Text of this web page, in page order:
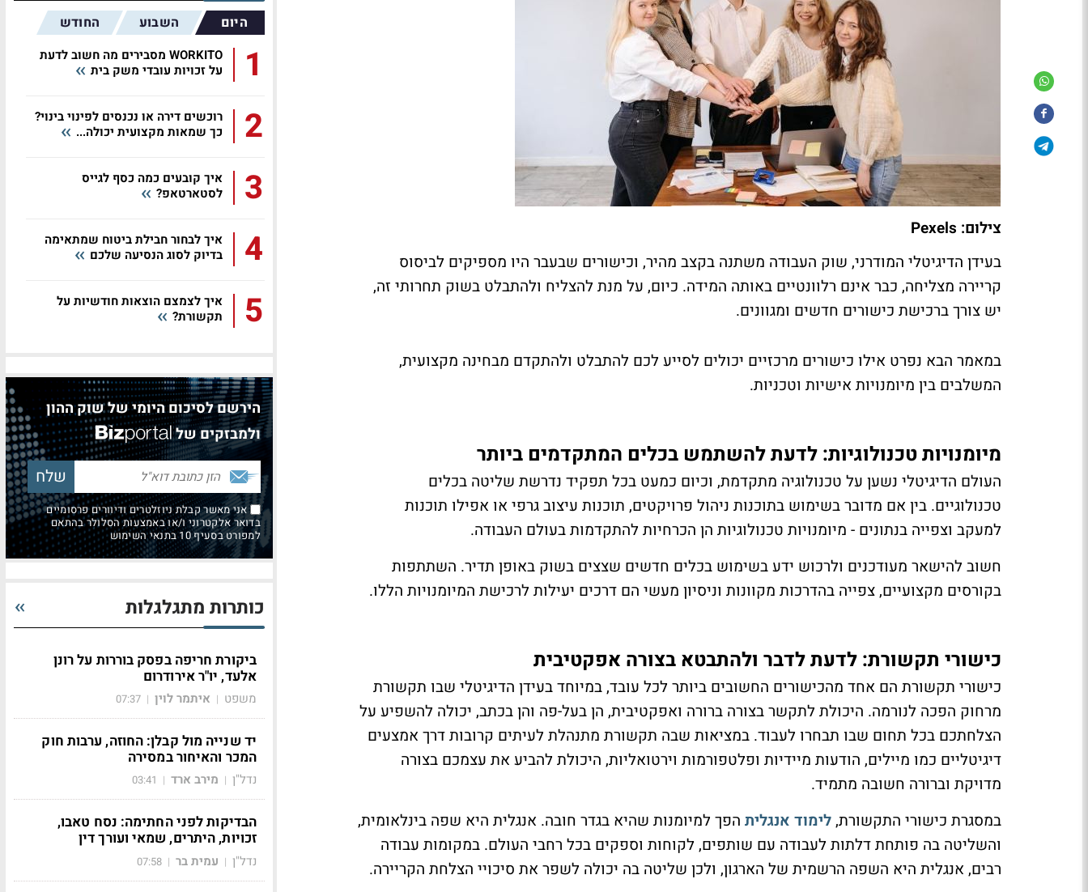
צילום: Pexels
בעידן הדיגיטלי המודרני, שוק העבודה משתנה בקצב מהיר, וכישורים שבעבר היו מספיקים לביסוס
קריירה מצליחה, כבר אינם רלוונטיים באותה המידה. כיום, על מנת להצליח ולהתבלט בשוק תחרותי זה,
יש צורך ברכישת כישורים חדשים ומגוונים.
במאמר הבא נפרט אילו כישורים מרכזיים יכולים לסייע לכם להתבלט ולהתקדם מבחינה מקצועית,
המשלבים בין מיומנויות אישיות וטכניות.
מיומנויות טכנולוגיות: לדעת להשתמש בכלים המתקדמים ביותר
העולם הדיגיטלי נשען על טכנולוגיה מתקדמת, וכיום כמעט בכל תפקיד נדרשת שליטה בכלים
טכנולוגיים. בין אם מדובר בשימוש בתוכנות ניהול פרויקטים, תוכנות עיצוב גרפי או אפילו תוכנות
למעקב וצפייה בנתונים - מיומנויות טכנולוגיות הן הכרחיות להתקדמות בעולם העבודה.
חשוב להישאר מעודכנים ולרכוש ידע בשימוש בכלים חדשים שצצים בשוק באופן תדיר. השתתפות
בקורסים מקצועיים, צפייה בהדרכות מקוונות וניסיון מעשי הם דרכים יעילות לרכישת המיומנויות הללו.
כישורי תקשורת: לדעת לדבר ולהתבטא בצורה אפקטיבית
כישורי תקשורת הם אחד מהכישורים החשובים ביותר לכל עובד, במיוחד בעידן הדיגיטלי שבו תקשורת
מרחוק הפכה לנורמה. היכולת לתקשר בצורה ברורה ואפקטיבית, הן בעל-פה והן בכתב, יכולה להשפיע על
הצלחתכם בכל תחום שבו תבחרו לעבוד. במציאות שבה תקשורת מתנהלת לעיתים קרובות דרך אמצעים
דיגיטליים כמו מיילים, הודעות מיידיות ופלטפורמות וירטואליות, היכולת להביע את עצמכם בצורה
מדויקת וברורה חשובה מתמיד.
במסגרת כישורי התקשורת,לימוד אנגלית הפך למיומנות שהיא בגדר חובה. אנגלית היא שפה בינלאומית,
והשליטה בה פותחת דלתות לעבודה עם שותפים, לקוחות וספקים בכל רחבי העולם. במקומות עבודה
רבים, אנגלית היא השפה הרשמית של הארגון, ולכן שליטה בה יכולה לשפר את סיכויי הצלחת הקריירה.
היום השבוע החודש
1
WORKITO מסבירים מה חשוב לדעת
על זכויות עובדי משק בית
2
רוכשים דירה או נכנסים לפינוי בינוי?
כך שמאות מקצועית יכולה...
3
איך קובעים כמה כסף לגייס
לסטארטאפ?
4
איך לבחור חבילת ביטוח שמתאימה
בדיוק לסוג הנסיעה שלכם
5
איך לצמצם הוצאות חודשיות על
תקשורת?
הירשם לסיכום היומי של שוק ההון
ולמבזקים של
אני מאשר קבלת ניוזלטרים ודיוורים פרסומיים
בדואר אלקטרוני ו/או באמצעות הסלולר בהתאם
למפורט בסעיף 10 בתנאי השימוש
כותרות מתגלגלות
ביקורת חריפה בפסק בוררות על רונן
אלעד, יו"ר אירודרום
משפט | איתמר לוין |
07:37
יד שנייה מול קבלן: החוזה, ערבות חוק
המכר והאיחור במסירה
נדל"ן | מירב ארד |
03:41
הבדיקות לפני החתימה: נסח טאבו,
זכויות, היתרים, שמאי ועורך דין
נדל"ן | עמית בר |
07:58